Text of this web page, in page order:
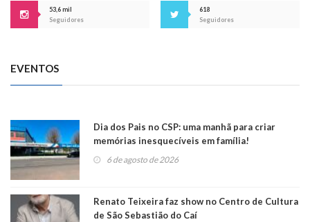
53,6 mil
Seguidores
618
Seguidores
EVENTOS
Dia dos Pais no CSP: uma manhã para criar
memórias inesquecíveis em família!
6 de agosto de 2026
Renato Teixeira faz show no Centro de Cultura
de São Sebastião do Caí